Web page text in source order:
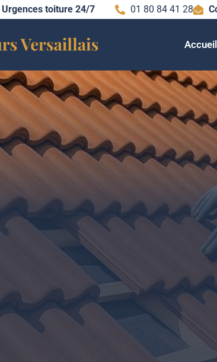
Urgences toiture 24/7 01 80 84 41 28
Accueil